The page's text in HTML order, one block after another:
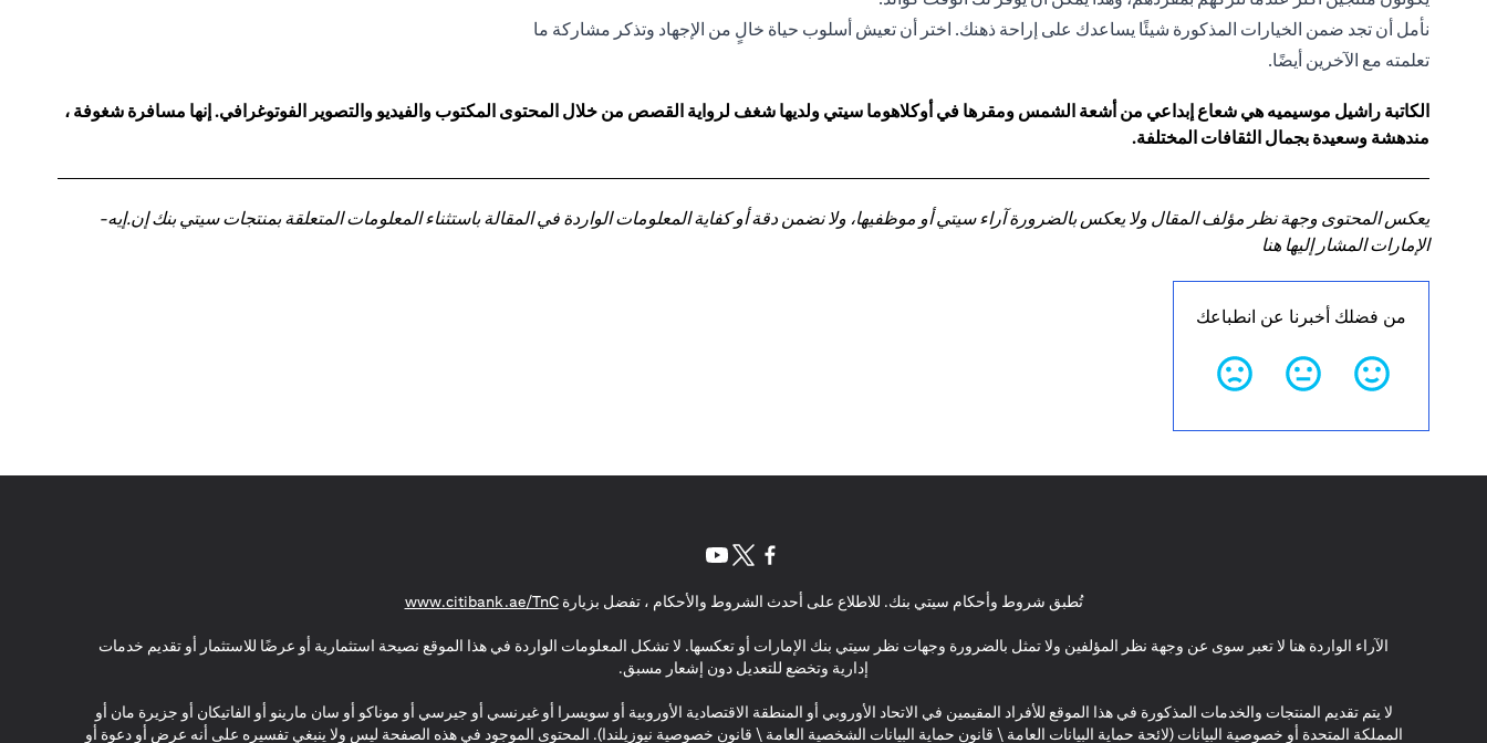
نأمل أن تجد ضمن الخيارات المذكورة شيئًا يساعدك على إراحة ذهنك. اختر أن تعيش أسلوب حياة خالٍ من الإجهاد وتذكر مشاركة ما
تعلمته مع الآخرين أيضًا.
الكاتبة راشيل موسيميه هي شعاع إبداعي من أشعة الشمس ومقرها في أوكلاهوما سيتي ولديها شغف لرواية القصص من خلال المحتوى المكتوب والفيديو والتصوير الفوتوغرافي. إنها مسافرة شغوفة ،
مندهشة وسعيدة بجمال الثقافات المختلفة.
يعكس المحتوى وجهة نظر مؤلف المقال ولا يعكس بالضرورة آراء سيتي أو موظفيها، ولا نضمن دقة أو كفاية المعلومات الواردة في المقالة باستثناء المعلومات المتعلقة بمنتجات سيتي بنك إن.إيه-
الإمارات المشار إليها هنا
من فضلك أخبرنا عن انطباعك
تُطبق شروط وأحكام سيتي بنك. للاطلاع على أحدث الشروط والأحكام ، تفضل بزيارةwww.citibank.ae/TnC
(opens in a new tab)
الآراء الواردة هنا لا تعبر سوى عن وجهة نظر المؤلفين ولا تمثل بالضرورة وجهات نظر سيتي بنك الإمارات أو تعكسها. لا تشكل المعلومات الواردة في هذا الموقع نصيحة استثمارية أو عرضًا للاستثمار أو تقديم خدمات
إدارية وتخضع للتعديل دون إشعار مسبق.
لا يتم تقديم المنتجات والخدمات المذكورة في هذا الموقع للأفراد المقيمين في الاتحاد الأوروبي أو المنطقة الاقتصادية الأوروبية أو سويسرا أو غيرنسي أو جيرسي أو موناكو أو سان مارينو أو الفاتيكان أو جزيرة مان أو
المملكة المتحدة أو خصوصية البيانات (لائحة حماية البيانات العامة \ قانون حماية البيانات الشخصية العامة \ قانون خصوصية نيوزيلندا). المحتوى الموجود في هذه الصفحة ليس ولا ينبغي تفسيره على أنه عرض أو دعوة أو